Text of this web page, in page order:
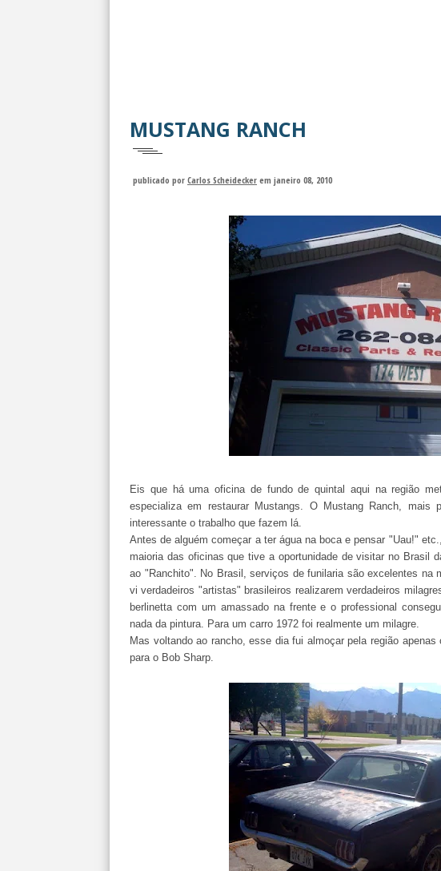
MUSTANG RANCH
publicado por Carlos Scheidecker em janeiro 08, 2010
Eis que há uma oficina de fundo de quintal aqui na região
especializa em restaurar Mustangs. O Mustang Ranch, mais
interessante o trabalho que fazem lá.
Antes de alguém começar a ter água na boca e pensar "Uau!"
maioria das oficinas que tive a oportunidade de visitar no Brasil
ao "Ranchito". No Brasil, serviços de funilaria são excelentes na
vi verdadeiros "artistas" brasileiros realizarem verdadeiros
berlinetta com um amassado na frente e o professional
nada da pintura. Para um carro 1972 foi realmente um milagre.
Mas voltando ao rancho, esse dia fui almoçar pela região
para o Bob Sharp.